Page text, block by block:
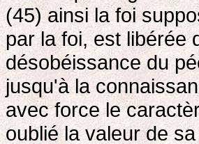
(45) ainsi la foi
par la foi, est libérée
désobéissance du
jusqu'à la
avec force le
oublié la valeur de